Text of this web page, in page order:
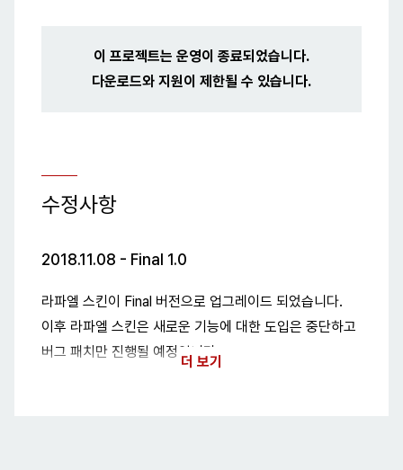
이 프로젝트는 운영이 종료되었습니다.
다운로드와 지원이 제한될 수 있습니다.
수정사항
2018.11.08 - Final 1.0
라파엘 스킨이 Final 버전으로 업그레이드 되었습니다.
이후 라파엘 스킨은 새로운 기능에 대한 도입은 중단하고
버그 패치만 진행될 예정입니다.
더 보기